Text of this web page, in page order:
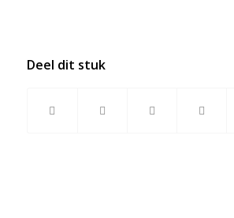
Deel dit stuk